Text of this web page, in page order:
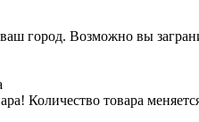
город. Возможно вы
Количество товара